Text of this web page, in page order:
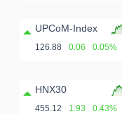
UPCoM-Index
126.88 0.06 0.05%
HNX30
455.12 1.93 0.43%
(-)